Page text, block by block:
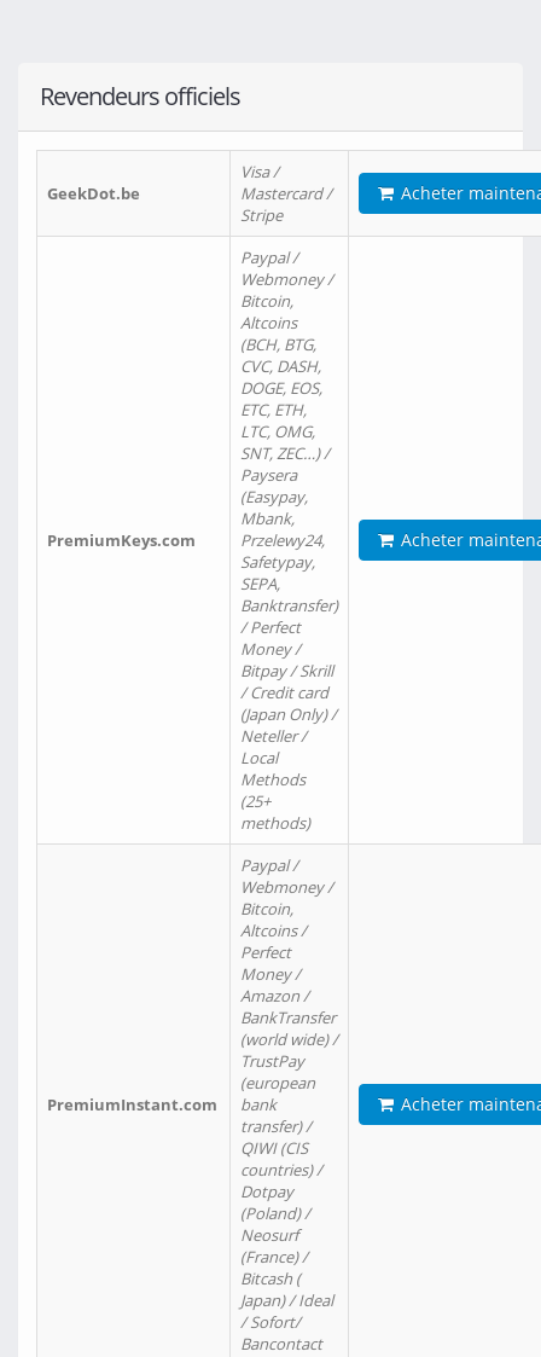
Revendeurs officiels
GeekDot.be
Visa /
Mastercard /
Stripe
Acheter
PremiumKeys.com
Paypal /
Webmoney /
Bitcoin,
Altcoins
(BCH, BTG,
CVC, DASH,
DOGE, EOS,
ETC, ETH,
LTC, OMG,
SNT, ZEC…) /
Paysera
(Easypay,
Mbank,
Przelewy24,
Safetypay,
SEPA,
Banktransfer)
/ Perfect
Money /
Bitpay / Skrill
/ Credit card
(Japan Only) /
Neteller /
Local
Methods
(25+
methods)
Acheter
PremiumInstant.com
Paypal /
Webmoney /
Bitcoin,
Altcoins /
Perfect
Money /
Amazon /
BankTransfer
(world wide) /
TrustPay
(european
bank
transfer) /
QIWI (CIS
countries) /
Dotpay
(Poland) /
Neosurf
(France) /
Bitcash (
Japan) / Ideal
/ Sofort/
Bancontact
Acheter